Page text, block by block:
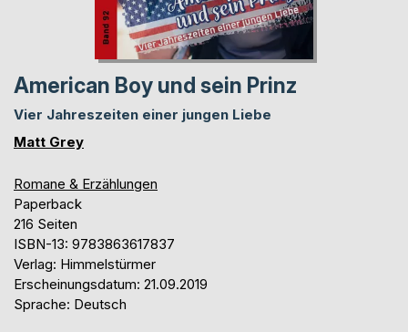
American Boy und sein Prinz
Vier Jahreszeiten einer jungen Liebe
Matt Grey
Romane & Erzählungen
Paperback
216 Seiten
ISBN-13: 9783863617837
Verlag: Himmelstürmer
Erscheinungsdatum: 21.09.2019
Sprache: Deutsch